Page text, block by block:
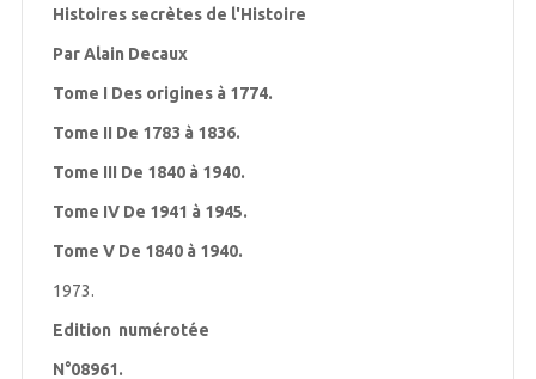
Histoires secrètes de l'Histoire
Par Alain Decaux
Tome I Des origines à 1774.
Tome II De 1783 à 1836.
Tome III De 1840 à 1940.
Tome IV De 1941 à 1945.
Tome V De 1840 à 1940.
1973.
Edition numérotée
N°08961.